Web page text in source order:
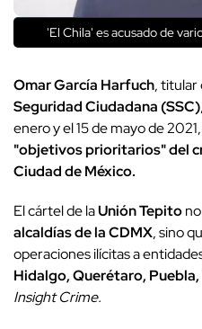
'El Chila' es acusado de
Omar García Harfuch, titular
Seguridad Ciudadana (SSC)
enero y el 15 de mayo de 2021,
"objetivos prioritarios" del
Ciudad de México.
El cártel de laUnión Tepito
alcaldías de la CDMX, sino
operaciones ilícitas a
Hidalgo, Querétaro,
Insight Crime.